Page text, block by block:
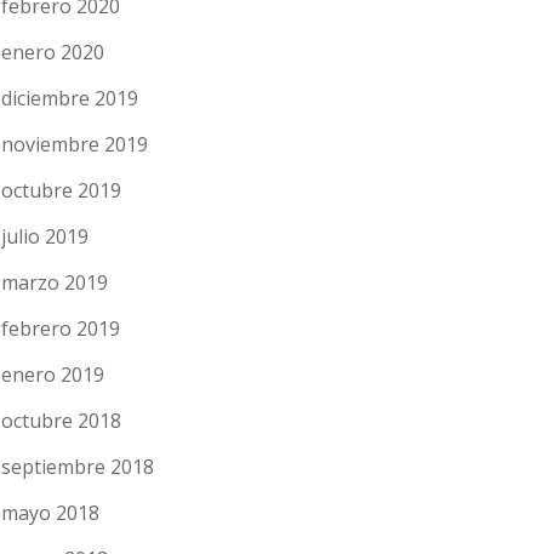
febrero 2020
enero 2020
diciembre 2019
noviembre 2019
octubre 2019
julio 2019
marzo 2019
febrero 2019
enero 2019
octubre 2018
septiembre 2018
mayo 2018